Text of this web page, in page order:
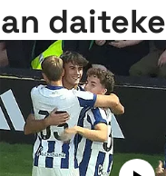
daiteke